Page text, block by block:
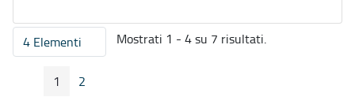
4 ElementiPer pagina
Mostrati 1 - 4 su 7 risultati.
Pagina Precedente
Pagina
1 Pagina
2